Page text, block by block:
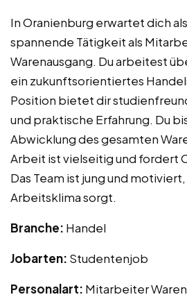
In Oranienburg erwartet dich
spannende Tätigkeit als
Warenausgang. Du arbeitest
ein zukunftsorientiertes
Position bietet dir
und praktische Erfahrung. Du
Abwicklung des gesamten
Arbeit ist vielseitig und fordert
Das Team ist jung und
Arbeitsklima sorgt.
Branche: Handel
Jobarten: Studentenjob
Personalart: Mitarbeiter